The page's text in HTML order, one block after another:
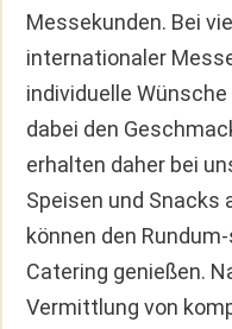
Messekunden. Bei
internationaler
individuelle
dabei den
erhalten daher bei
Speisen und Snacks
können den
Catering genießen.
Vermittlung von